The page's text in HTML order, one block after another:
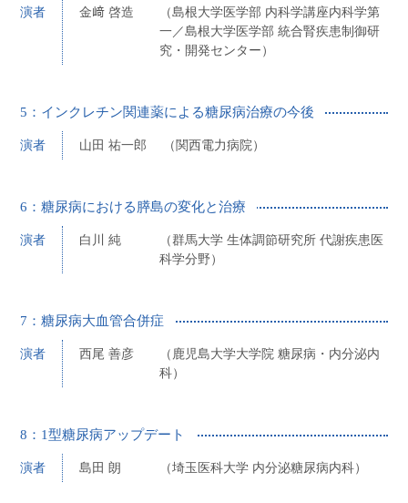
演者 金﨑 啓造
（島根大学医学部 内科学講座内科学第
一／島根大学医学部 統合腎疾患制御研
究・開発センター）
5：インクレチン関連薬による糖尿病治療の今後
演者 山田 祐一郎 （関西電力病院）
6：糖尿病における膵島の変化と治療
演者 白川 純
（群馬大学 生体調節研究所 代謝疾患医
科学分野）
7：糖尿病大血管合併症
演者 西尾 善彦
（鹿児島大学大学院 糖尿病・内分泌内
科）
8：1型糖尿病アップデート
演者 島田 朗 （埼玉医科大学 内分泌糖尿病内科）